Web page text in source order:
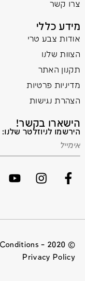
צרו קשר
מידע כללי
אודות צבע טרי
הצוות שלנו
תקנון האתר
מדיניות פרטיות
הצהרת נגישות
הישארו בקשר!
הירשמו לניוזלטר שלנו:
Conditions –
Privacy Policy